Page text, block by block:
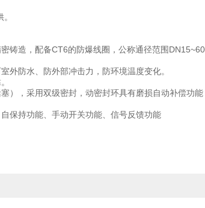
铸造，配备CT6的防爆线圈，公称通径范围
外防水、防外部冲击力，防环境温度变化。
），采用双级密封，动密封环具有磨损自动补偿功能
保持功能、手动开关功能、信号反馈功能